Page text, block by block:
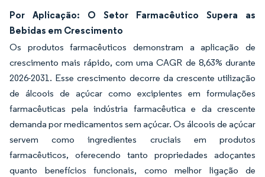
Por Aplicação: O Setor Farmacêutico Supera as
Bebidas em Crescimento
Os produtos farmacêuticos demonstram a aplicação de
crescimento mais rápido, com uma CAGR de 8,63% durante
2026-2031. Esse crescimento decorre da crescente utilização
de álcoois de açúcar como excipientes em formulações
farmacêuticas pela indústria farmacêutica e da crescente
demanda por medicamentos sem açúcar. Os álcoois de açúcar
servem como ingredientes cruciais em produtos
farmacêuticos, oferecendo tanto propriedades adoçantes
quanto benefícios funcionais, como melhor ligação de